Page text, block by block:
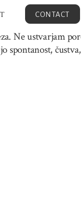
CONTACT
Ne ustvarjam
spontanost,